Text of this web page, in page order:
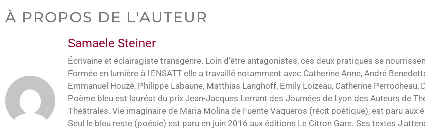
À PROPOS DE L'AUTEUR
Samaele Steiner
Écrivaine et éclairagiste transgenre. Loin d’être antagonistes, ces deux pratiques se
Formée en lumière à l'ENSATT elle a travaillé notamment avec Catherine Anne, André
Emmanuel Houzé, Philippe Labaune, Matthias Langhoff, Emily Loizeau, Catherine
Poème bleu est lauréat du prix Jean-Jacques Lerrant des Journées de Lyon des Auteurs de
Théâtrales. Vie imaginaire de Maria Molina de Fuente Vaqueros (récit poétique), est paru aux
Seul le bleu reste (poésie) est paru en juin 2016 aux éditions Le Citron Gare. Ses textes